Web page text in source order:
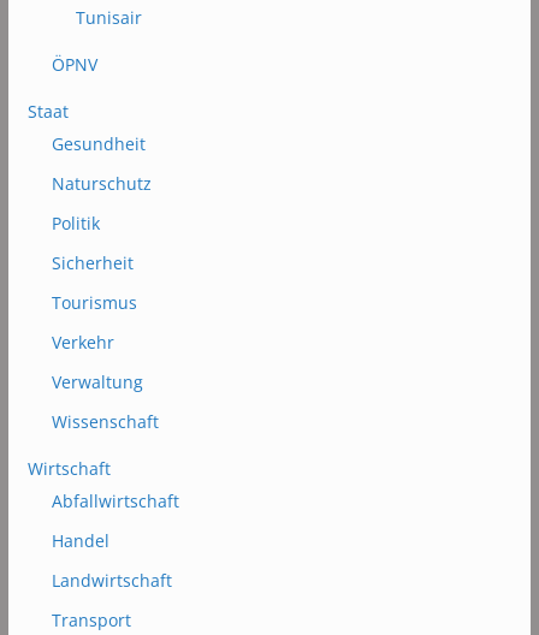
Tunisair
ÖPNV
Staat
Gesundheit
Naturschutz
Politik
Sicherheit
Tourismus
Verkehr
Verwaltung
Wissenschaft
Wirtschaft
Abfallwirtschaft
Handel
Landwirtschaft
Transport